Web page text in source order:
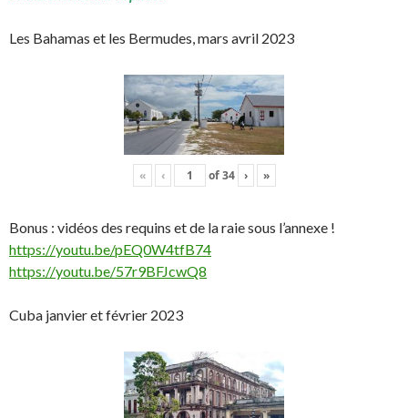
Les Bahamas et les Bermudes, mars avril 2023
« ‹ of34 › »
Bonus : vidéos des requins et de la raie sous l’annexe !
https://youtu.be/pEQ0W4tfB74
https://youtu.be/57r9BFJcwQ8
Cuba janvier et février 2023